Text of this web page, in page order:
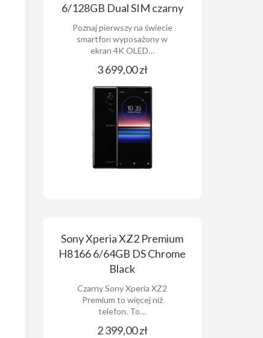
6/128GB Dual SIM czarny
Poznaj pierwszy na świecie
smartfon wyposażony w
ekran 4K OLED…
3 699,00 zł
Sony Xperia XZ2 Premium
H8166 6/64GB DS Chrome
Black
Czarny Sony Xperia XZ2
Premium to więcej niż
telefon. To…
2 399,00 zł